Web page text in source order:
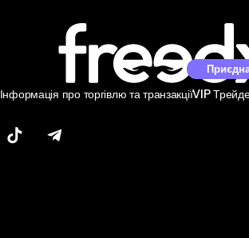
Інформація про торгівлю та транзакціїVIP